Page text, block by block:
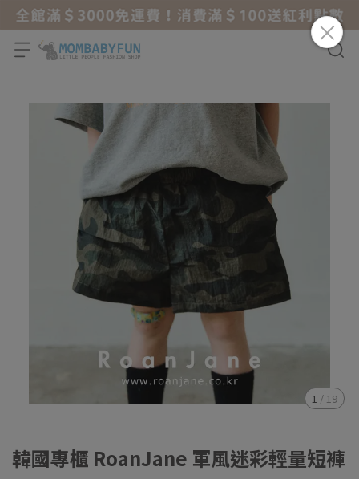
1 / 19
韓國專櫃 RoanJane 軍風迷彩輕量短褲